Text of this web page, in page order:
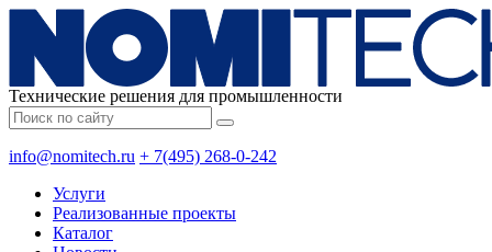
Технические решения для промышленности
info@nomitech.ru + 7(495) 268-0-242
Услуги
Реализованные проекты
Каталог